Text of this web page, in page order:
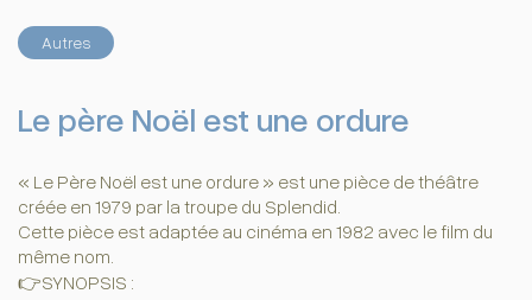
Autres
Le père Noël est une ordure
« Le Père Noël est une ordure » est une pièce de théâtre
créée en 1979 par la troupe du Splendid.
Cette pièce est adaptée au cinéma en 1982 avec le film du
même nom.
👉SYNOPSIS :